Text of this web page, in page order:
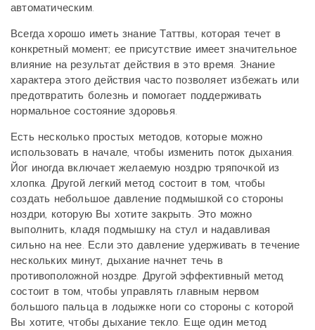
автоматическим.
Всегда хорошо иметь знание Таттвы, которая течет в
конкретный момент; ее присутствие имеет значительное
влияние на результат действия в это время. Знание
характера этого действия часто позволяет избежать или
предотвратить болезнь и помогает поддерживать
нормальное состояние здоровья.
Есть несколько простых методов, которые можно
использовать в начале, чтобы изменить поток дыхания.
Йог иногда включает желаемую ноздрю тряпочкой из
хлопка. Другой легкий метод состоит в том, чтобы
создать небольшое давление подмышкой со стороны
ноздри, которую Вы хотите закрыть. Это можно
выполнить, кладя подмышку на стул и надавливая
сильно на нее. Если это давление удерживать в течение
нескольких минут, дыхание начнет течь в
противоположной ноздре. Другой эффективный метод
состоит в том, чтобы управлять главным нервом
большого пальца в лодыжке ноги со стороны с которой
Вы хотите, чтобы дыхание текло. Еще один метод